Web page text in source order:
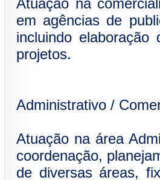
Atuação na
em agências de
incluindo
projetos.
Administrativo /
Atuação na área
coordenação,
de diversas áreas,